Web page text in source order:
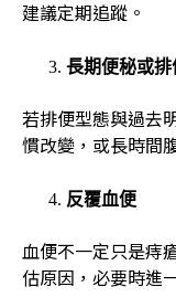
建議定期追蹤。
長期便秘或
若排便型態與過去
慣改變，或長時間
反覆血便
血便不一定只是痔
估原因，必要時進